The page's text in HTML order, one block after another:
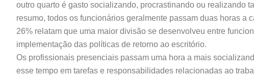
outro quarto é gasto socializando, procrastinando ou realizando
resumo, todos os funcionários geralmente passam duas horas a
26% relatam que uma maior divisão se desenvolveu entre
implementação das políticas de retorno ao escritório.
Os profissionais presenciais passam uma hora a mais
esse tempo em tarefas e responsabilidades relacionadas ao